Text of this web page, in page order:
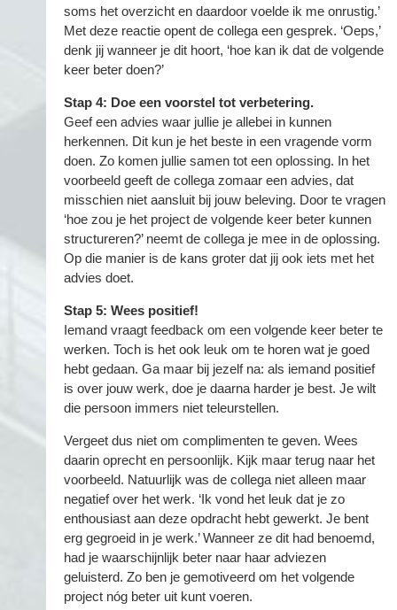
soms het overzicht en daardoor voelde ik me onrustig.’
Met deze reactie opent de collega een gesprek. ‘Oeps,’
denk jij wanneer je dit hoort, ‘hoe kan ik dat de volgende
keer beter doen?’
Stap 4: Doe een voorstel tot verbetering.
Geef een advies waar jullie je allebei in kunnen
herkennen. Dit kun je het beste in een vragende vorm
doen. Zo komen jullie samen tot een oplossing. In het
voorbeeld geeft de collega zomaar een advies, dat
misschien niet aansluit bij jouw beleving. Door te vragen
‘hoe zou je het project de volgende keer beter kunnen
structureren?’ neemt de collega je mee in de oplossing.
Op die manier is de kans groter dat jij ook iets met het
advies doet.
Stap 5: Wees positief!
Iemand vraagt feedback om een volgende keer beter te
werken. Toch is het ook leuk om te horen wat je goed
hebt gedaan. Ga maar bij jezelf na: als iemand positief
is over jouw werk, doe je daarna harder je best. Je wilt
die persoon immers niet teleurstellen.
Vergeet dus niet om complimenten te geven. Wees
daarin oprecht en persoonlijk. Kijk maar terug naar het
voorbeeld. Natuurlijk was de collega niet alleen maar
negatief over het werk. ‘Ik vond het leuk dat je zo
enthousiast aan deze opdracht hebt gewerkt. Je bent
erg gegroeid in je werk.’ Wanneer ze dit had benoemd,
had je waarschijnlijk beter naar haar adviezen
geluisterd. Zo ben je gemotiveerd om het volgende
project nóg beter uit kunt voeren.